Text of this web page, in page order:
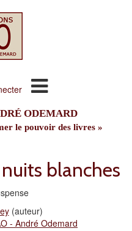
ODEMARD
le pouvoir des livres »
blanches
(auteur)
- André Odemard